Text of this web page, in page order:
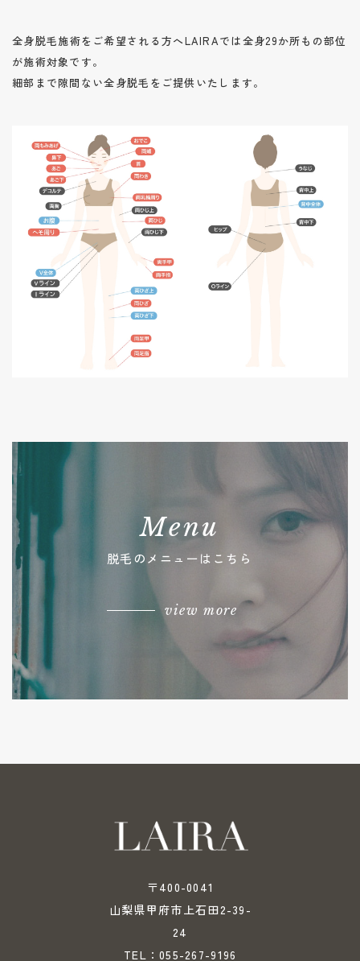
全身脱毛施術をご希望される方へLAIRAでは全身29か所もの部位
が施術対象です。
細部まで隙間ない全身脱毛をご提供いたします。
Menu
脱毛のメニューはこちら
view more
〒400-0041
山梨県甲府市上石田2-39-
24
TEL： 055-267-9196